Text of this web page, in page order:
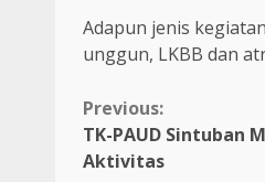
Adapun jenis
unggun, LKBB dan
Continue
Reading
Previous:
TK-PAUD Sintuban
Aktivitas